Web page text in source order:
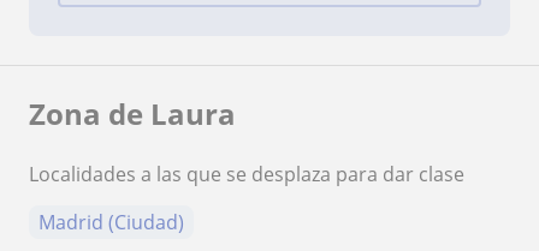
Zona de Laura
Localidades a las que se desplaza para dar clase
Madrid (Ciudad)